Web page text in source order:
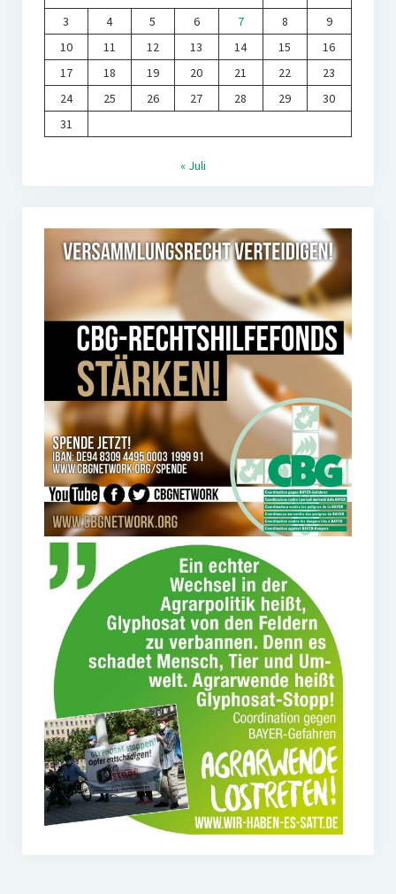
3
4 5 6 7 8
9
10
11 12 13 14 15
16
17
18 19 20 21 22
23
24
25 26 27 28 29
30
31
« Juli